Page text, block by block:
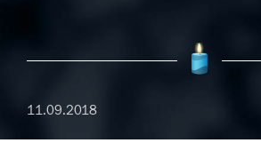
11.09.2018